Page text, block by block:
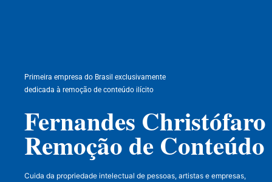
Primeira empresa do Brasil exclusivamente
dedicada à remoção de conteúdo ilícito
Fernandes Christófaro
Remoção de Conteúdo
Cuida da propriedade intelectual de pessoas, artistas e empresas,